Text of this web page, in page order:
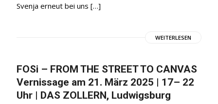
Svenja erneut bei uns […]
WEITERLESEN
FOSi – FROM THE STREET TO CANVAS
Vernissage am 21. März 2025 | 17– 22
Uhr | DAS ZOLLERN, Ludwigsburg